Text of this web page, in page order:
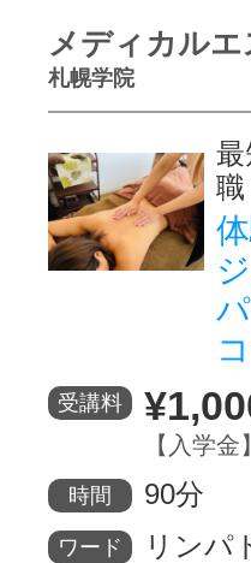
メディカル
札幌学院
受講料
【入学
時間 90分
ワード
リンパ